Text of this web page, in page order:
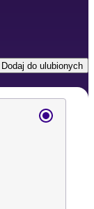
Dodaj do ulubionych